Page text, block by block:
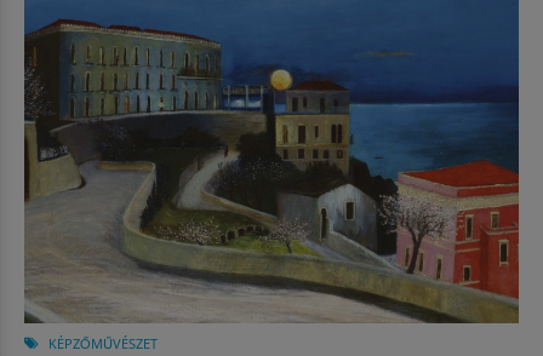
KÉPZŐMŰVÉSZET